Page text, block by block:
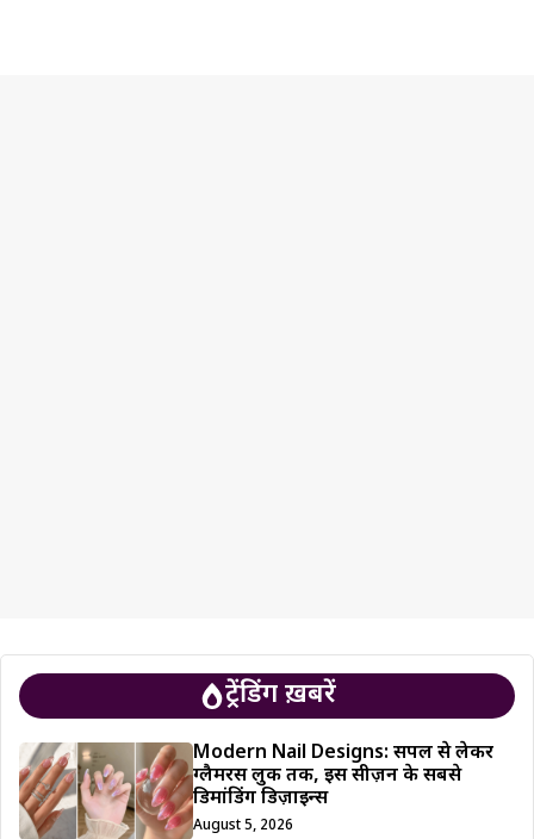
ट्रेंडिंग ख़बरें
Modern Nail Designs: सिंपल से लेकर
ग्लैमरस लुक तक, इस सीज़न के सबसे
डिमांडिंग डिज़ाइन्स
August 5, 2026